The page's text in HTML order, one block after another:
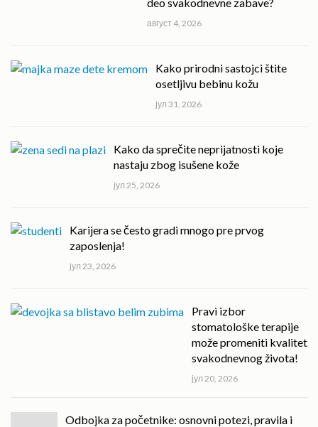
август 4, 2026
Kako prirodni sastojci štite
osetljivu bebinu kožu
јул 31, 2026
Kako da sprečite neprijatnosti koje
nastaju zbog isušene kože
јул 25, 2026
Karijera se često gradi mnogo pre prvog
zaposlenja!
јул 23, 2026
Pravi izbor
stomatološke terapije
može promeniti kvalitet
svakodnevnog života!
јул 20, 2026
Odbojka za početnike: osnovni potezi, pravila i